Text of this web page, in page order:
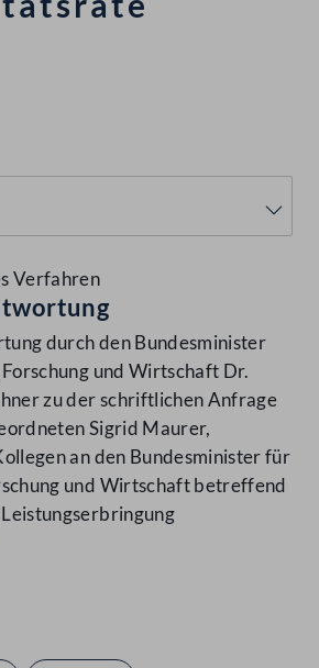
Verfahren
durch den Bundesminister
und Wirtschaft Dr.
zu der schriftlichen Anfrage
Sigrid Maurer,
an den Bundesminister für
und Wirtschaft betreffend